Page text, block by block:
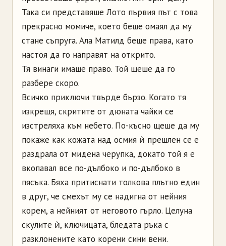
Така си представяше Лото първия път с това
прекрасно момиче, което беше омаял да му
стане съпруга. Ала Матилд беше права, като
настоя да го направят на открито.
Тя винаги имаше право. Той щеше да го
разбере скоро.
Всичко приключи твърде бързо. Когато тя
изкрещя, скритите от дюната чайки се
изстреляха към небето. По-късно щеше да му
покаже как кожата над осмия ѝ прешлен се е
раздрала от мидена черупка, докато той я е
вкопавал все по-дълбоко и по-дълбоко в
пясъка. Бяха притиснати толкова плътно един
в друг, че смехът му се надигна от нейния
корем, а нейният от неговото гърло. Целуна
скулите ѝ, ключицата, бледата ръка с
разклонените като корени сини вени.